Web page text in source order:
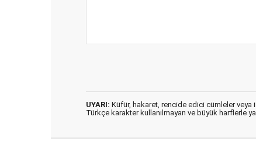
UYARI: Küfür, hakaret, rencide edici cümleler veya
Türkçe karakter kullanılmayan ve büyük harflerle